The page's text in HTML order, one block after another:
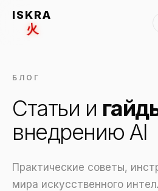
ISKRA
火
БЛОГ
Статьи и
внедрению AI
Практические советы,
мира искусственного